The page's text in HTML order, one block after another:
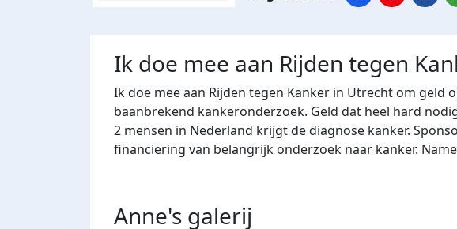
Ik doe mee aan Rijden tegen
Ik doe mee aan Rijden tegen Kanker in Utrecht om geld
baanbrekend kankeronderzoek. Geld dat heel hard
2 mensen in Nederland krijgt de diagnose kanker.
financiering van belangrijk onderzoek naar kanker.
Anne's galerij